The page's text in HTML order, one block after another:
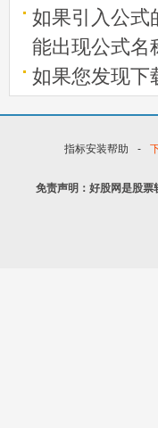
如果引入公式
能出现公式名
如果您发现下
指标安装帮助 -
免责声明：好股网是股